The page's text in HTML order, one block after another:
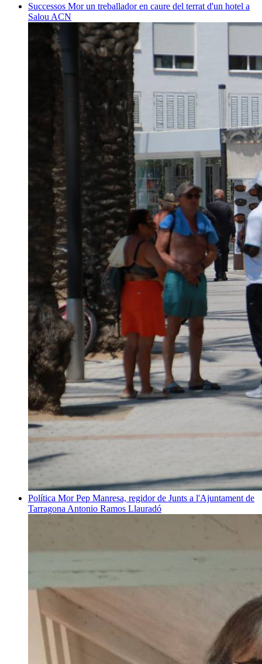
Successos Mor un treballador en caure del terrat d'un hotel a
Salou ACN
Política Mor Pep Manresa, regidor de Junts a l'Ajuntament de
Tarragona Antonio Ramos Llauradó